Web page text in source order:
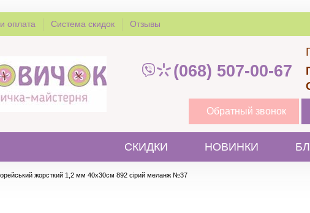
оплата Система скидок Отзывы
(068) 507-00-67
Обратный звонок
СКИДКИ НОВИНКИ
жорсткий 1,2 мм 40х30см 892 сірий меланж №37